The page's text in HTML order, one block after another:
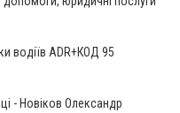
водіїв ADR+КОД 95
- Новіков Олександр